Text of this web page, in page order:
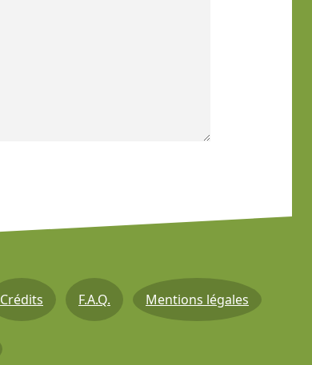
Crédits F.A.Q. Mentions légales